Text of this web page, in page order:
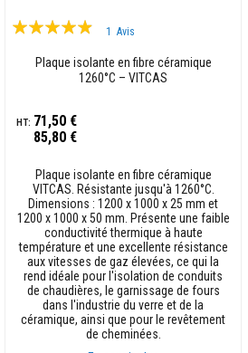
Évaluation:
1Avis
Plaque isolante en fibre céramique
1260°C – VITCAS
85,80 €
71,50 €
Plaque isolante en fibre céramique
VITCAS. Résistante jusqu'à 1260°C.
Dimensions : 1200 x 1000 x 25 mm et
1200 x 1000 x 50 mm. Présente une faible
conductivité thermique à haute
température et une excellente résistance
aux vitesses de gaz élevées, ce qui la
rend idéale pour l'isolation de conduits
de chaudières, le garnissage de fours
dans l'industrie du verre et de la
céramique, ainsi que pour le revêtement
de cheminées.